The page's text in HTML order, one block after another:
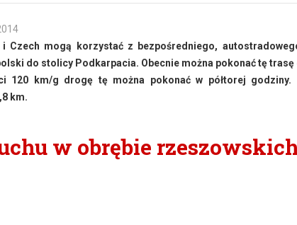
mogą korzystać z bezpośredniego,
do stolicy Podkarpacia. Obecnie można pokonać tę trasę
120 km/g drogę tę można pokonać w półtorej godziny.
km.
w obrębie